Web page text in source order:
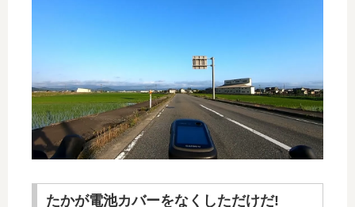
たかが電池カバーをなくしただけだ!